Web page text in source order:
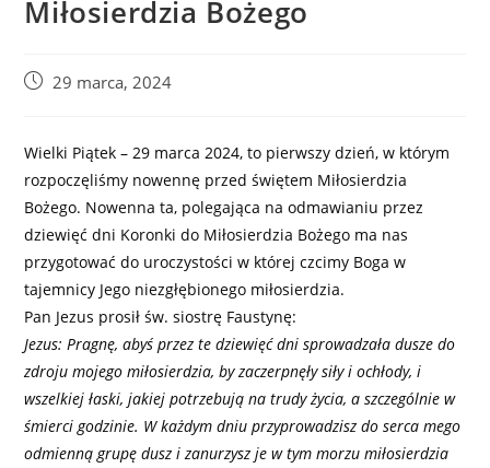
Miłosierdzia Bożego
29 marca, 2024
Wielki Piątek – 29 marca 2024, to pierwszy dzień, w którym
rozpoczęliśmy nowennę przed świętem Miłosierdzia
Bożego. Nowenna ta, polegająca na odmawianiu przez
dziewięć dni Koronki do Miłosierdzia Bożego ma nas
przygotować do uroczystości w której czcimy Boga w
tajemnicy Jego niezgłębionego miłosierdzia.
Pan Jezus prosił św. siostrę Faustynę:
Jezus: Pragnę, abyś przez te dziewięć dni sprowadzała dusze do
zdroju mojego miłosierdzia, by zaczerpnęły siły i ochłody, i
wszelkiej łaski, jakiej potrzebują na trudy życia, a szczególnie w
śmierci godzinie. W każdym dniu przyprowadzisz do serca mego
odmienną grupę dusz i zanurzysz je w tym morzu miłosierdzia